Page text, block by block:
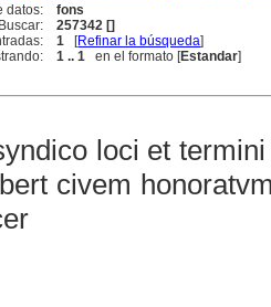
datos:
fons
Buscar:
257342 []
1 [Refinar la búsqueda]
1 .. 1 en el formato [Estandar]
loci et
civem